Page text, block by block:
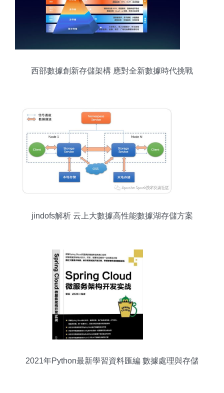
西部數據創新存儲架構 應對全新數據時代挑戰
jindofs解析 云上大數據高性能數據湖存儲方案
2021年Python最新學習資料匯編 數據處理與存儲